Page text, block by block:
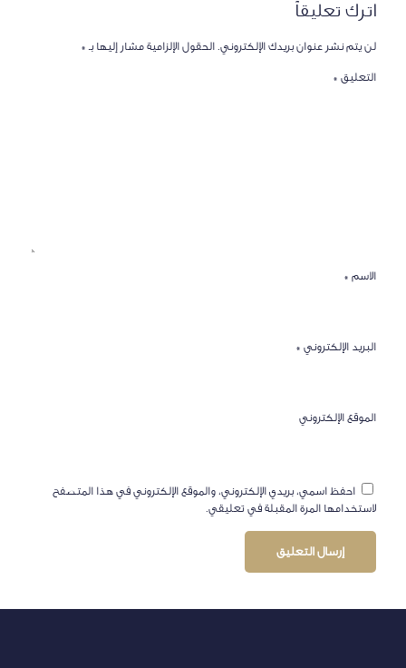
اترك تعليقاً
لن يتم نشر عنوان بريدك الإلكتروني. الحقول الإلزامية مشار إليها بـ *
التعليق *
الاسم *
البريد الإلكتروني *
الموقع الإلكتروني
احفظ اسمي، بريدي الإلكتروني، والموقع الإلكتروني في هذا المتصفح
لاستخدامها المرة المقبلة في تعليقي.